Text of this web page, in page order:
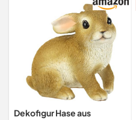
Dekofigur Hase aus